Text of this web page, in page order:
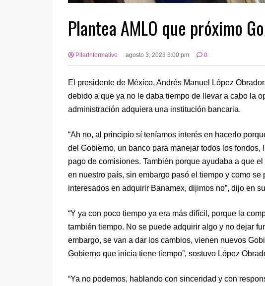
Plantea AMLO que próximo
PilarInformativo agosto 3, 2023 3:00 pm 0
El presidente de México, Andrés Manuel López
debido a que ya no le daba tiempo de llevar a cabo la
administración adquiera una institución bancaria.
“Ah no, al principio sí teníamos interés en hacerlo
del Gobierno, un banco para manejar todos los fondos,
pago de comisiones. También porque ayudaba a que
en nuestro país, sin embargo pasó el tiempo y como
interesados en adquirir Banamex, dijimos no”, dijo en
“Y ya con poco tiempo ya era más difícil, porque la
también tiempo. No se puede adquirir algo y no dejar
embargo, se van a dar los cambios, vienen nuevos
Gobierno que inicia tiene tiempo”, sostuvo López
“Ya no podemos, hablando con sinceridad y con